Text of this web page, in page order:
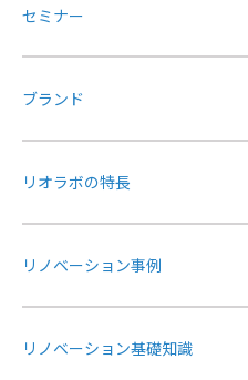
セミナー
ブランド
リオラボの特長
リノベーション事例
リノベーション基礎知識